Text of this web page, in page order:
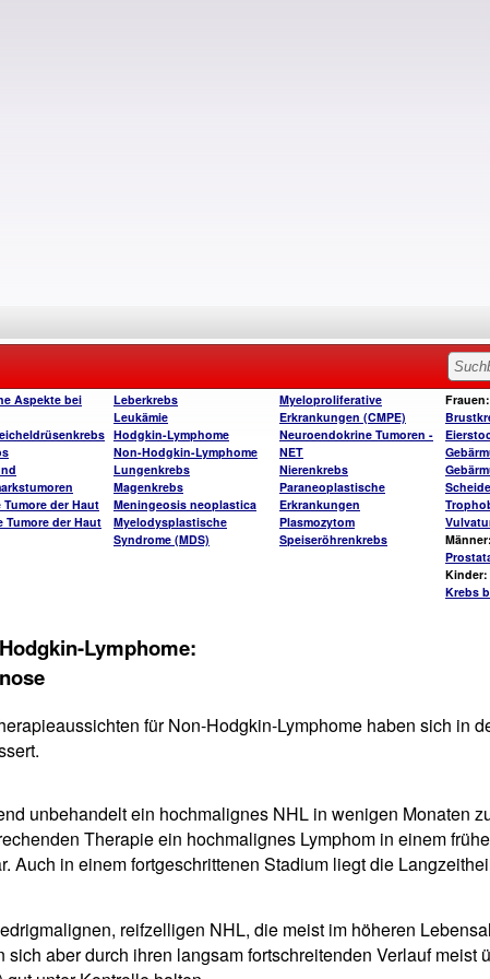
Aspekte bei
der Haut
Tumore der Haut
Leberkrebs
Leukämie
Hodgkin-Lymphome
Non-Hodgkin-Lymphome
Lungenkrebs
Magenkrebs
Meningeosis neoplastica
Myelodysplastische
Syndrome (MDS)
Myeloproliferative
Erkrankungen (CMPE)
Neuroendokrine Tumoren -
NET
Nierenkrebs
Paraneoplastische
Erkrankungen
Plasmozytom
Speiseröhrenkrebs
Frauen:
Männer:
Kinder:
Krebs
Lymphome:
für Non-Hodgkin-Lymphome haben sich in
unbehandelt ein hochmalignes NHL in wenigen Monaten
Therapie ein hochmalignes Lymphom in einem
Auch in einem fortgeschrittenen Stadium liegt die
reifzelligen NHL, die meist im höheren
sich aber durch ihren langsam fortschreitenden Verlauf meist